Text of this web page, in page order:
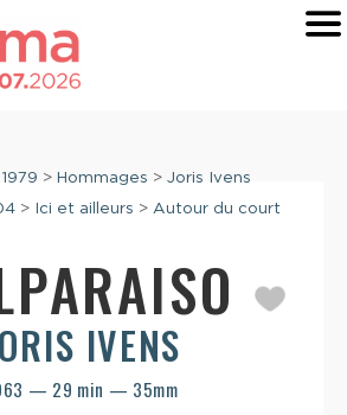
1979 > Hommages > Joris Ivens
> Ici et ailleurs > Autour du court
IVENS
— 29 min — 35mm